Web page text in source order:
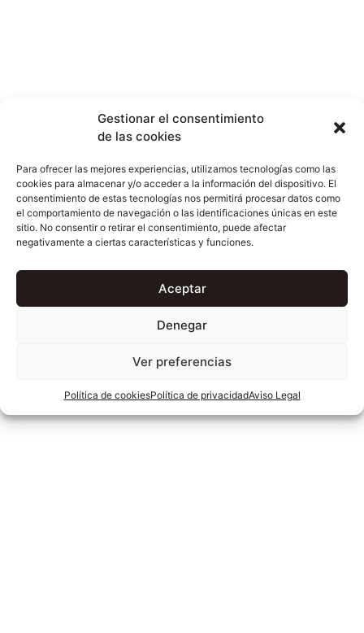
Gestionar el consentimiento
de las cookies
Para ofrecer las mejores experiencias, utilizamos tecnologías como las
cookies para almacenar y/o acceder a la información del dispositivo. El
consentimiento de estas tecnologías nos permitirá procesar datos como
el comportamiento de navegación o las identificaciones únicas en este
sitio. No consentir o retirar el consentimiento, puede afectar
negativamente a ciertas características y funciones.
Aceptar
Denegar
Ver preferencias
Política de cookiesPolítica de privacidadAviso Legal